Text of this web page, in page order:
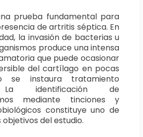
prueba fundamental para
de artritis séptica. En
la invasión de bacterias u
produce una intensa
que puede ocasionar
del cartílago en pocas
se instaura tratamiento
La identificación de
mediante tinciones y
constituye uno de
del estudio.